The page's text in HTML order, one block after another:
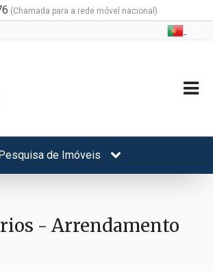
(Chamada para a rede móvel nacional)
Pesquisa de Imóveis
- Arrendamento